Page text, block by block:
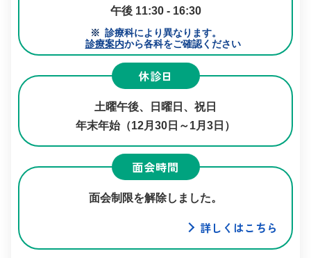
午後 11:30 - 16:30
診療科により異なります。
診療案内から各科をご確認ください
休診日
土曜午後、日曜日、祝日
年末年始（12月30日～1月3日）
面会時間
面会制限を解除しました。
詳しくはこちら